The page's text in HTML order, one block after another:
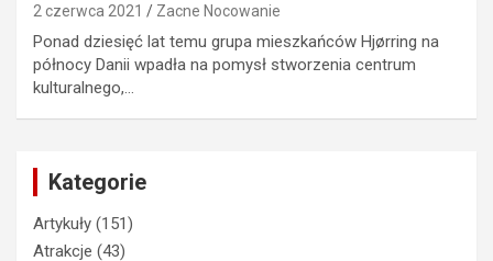
2 czerwca 2021 Zacne Nocowanie
Ponad dziesięć lat temu grupa mieszkańców Hjørring na
północy Danii wpadła na pomysł stworzenia centrum
kulturalnego,…
Kategorie
Artykuły (151)
Atrakcje (43)